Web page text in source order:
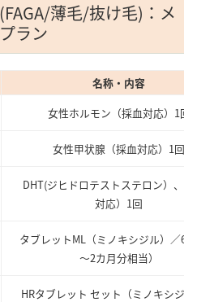
薄毛/抜け毛)：メ
ラン
名称・内容
女性ホルモン（採血対応）1回
女性甲状腺（採血対応）1回
DHT(ジヒドロテストステロン）、
対応）1回
タブレットML（ミノキシジル）／60
～2カ月分相当）
HRタブレット セット（ミノキシジ